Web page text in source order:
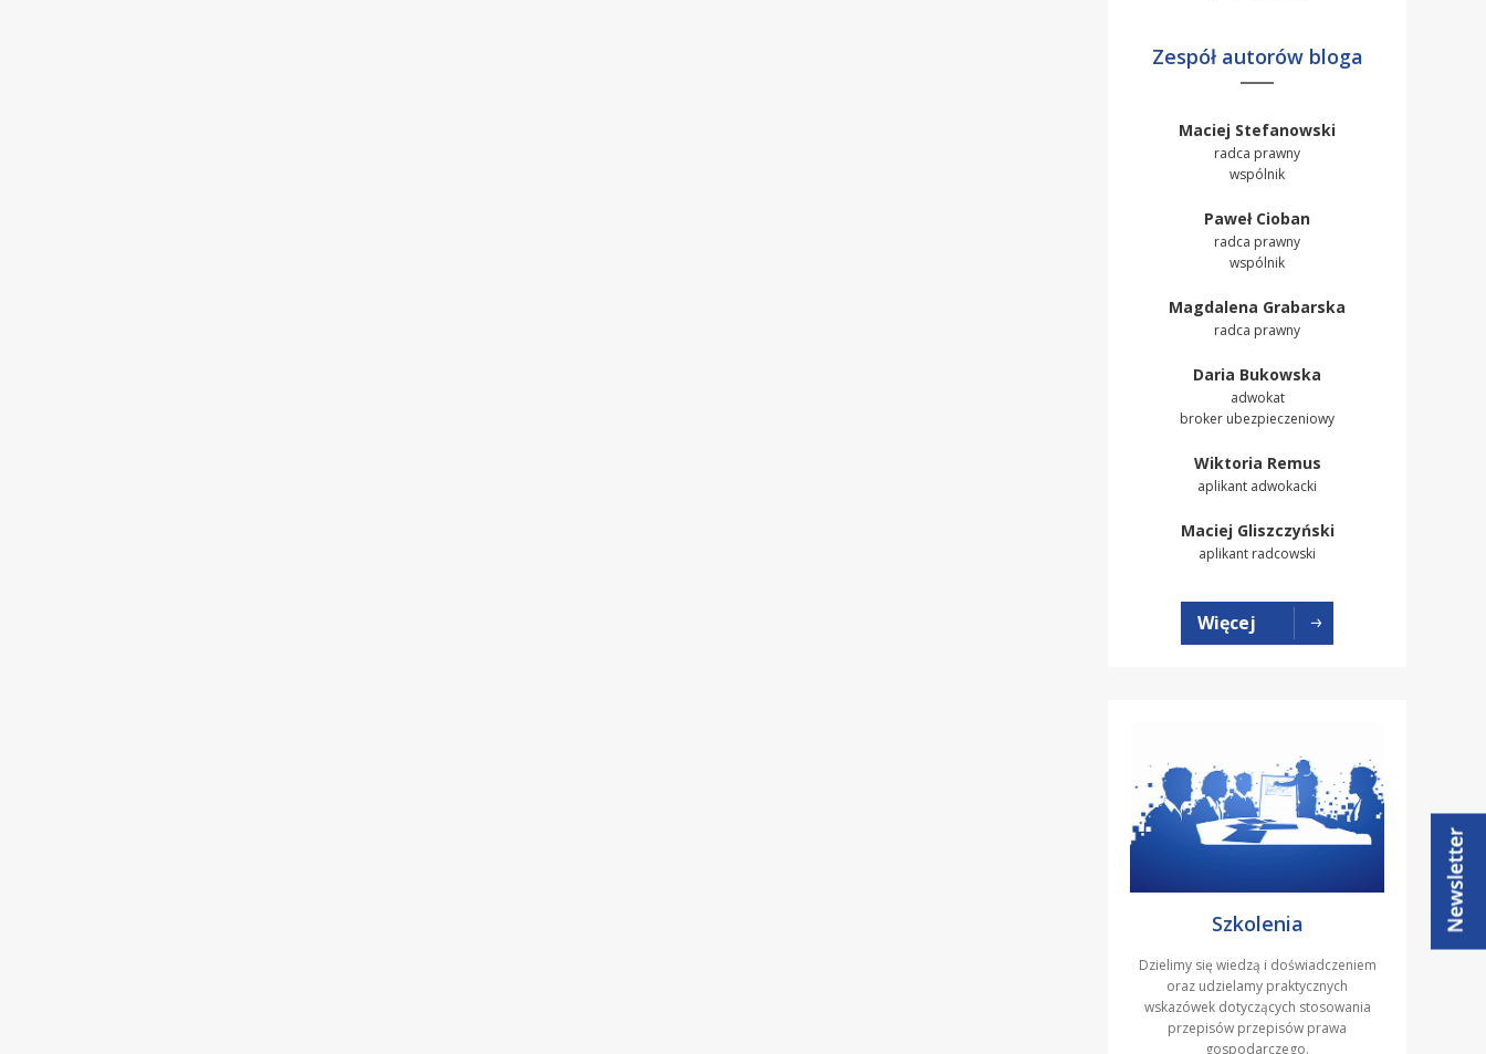
Zespół autorów bloga
Maciej Stefanowski
radca prawny
wspólnik
Paweł Cioban
radca prawny
wspólnik
Magdalena Grabarska
radca prawny
Daria Bukowska
adwokat
broker ubezpieczeniowy
Wiktoria Remus
aplikant adwokacki
Maciej Gliszczyński
aplikant radcowski
Więcej
Szkolenia
Dzielimy się wiedzą i doświadczeniem
oraz udzielamy praktycznych
wskazówek dotyczących stosowania
przepisów przepisów prawa
gospodarczego.